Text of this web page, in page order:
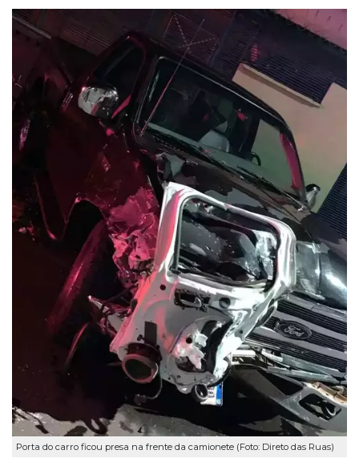
Porta do carro ficou presa na frente da camionete (Foto: Direto das Ruas)